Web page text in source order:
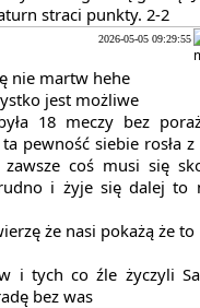
straci punkty. 2-2
2026-05-05 09:29:55
nie martw hehe
jest możliwe
18 meczy bez
pewność siebie rosła
coś musi się
i żyje się dalej to
że nasi pokażą że to
i tych co źle życzyli
bez was